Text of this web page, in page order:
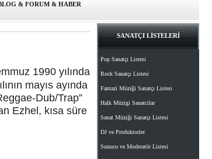
& FORUM & HABER
1990 yılında
mayıs ayında
Dub/Trap”
Ezhel, kısa süre
SANATÇI LİSTELERİ
Pop Sanatçı Listesi
Rock Sanatçı Listesi
Fantazi Müziği Sanatçı Listesi
Halk Müzigi Sanatcilar
Sanat Müziği Sanatçı Listesi
DJ ve Produktorler
Sunucu ve Moderatör Listesi